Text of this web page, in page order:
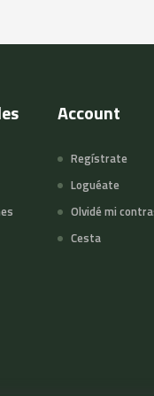
Account
Regístrate
Loguéate
Olvidé mi
Cesta